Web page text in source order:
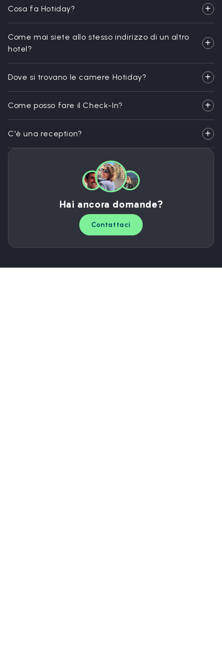
Cosa fa Hotiday?
Come mai siete allo stesso indirizzo di un altro
hotel?
Dove si trovano le camere Hotiday?
Come posso fare il Check-In?
C'è una reception?
Hai ancora domande?
Contattaci